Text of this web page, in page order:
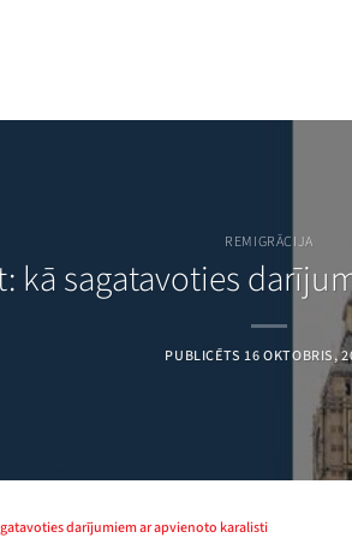
REMIGRĀCIJA
kā sagatavoties
PUBLICĒTS 16 OKTOBRIS,
darījumiem ar apvienoto karalisti